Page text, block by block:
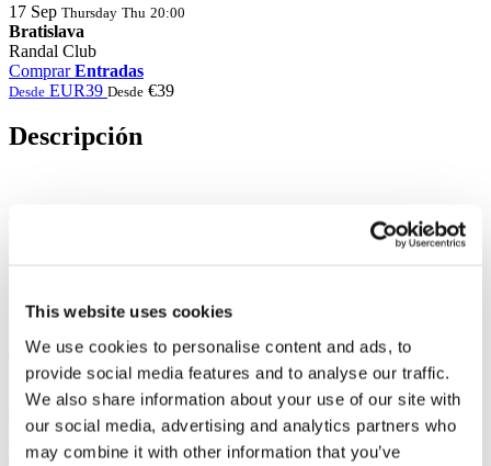
This website uses cookies
We use cookies to personalise content and ads, to
provide social media features and to analyse our traffic.
We also share information about your use of our site with
our social media, advertising and analytics partners who
may combine it with other information that you’ve
17 Sep Thursday Thu 20:00
Bratislava
Randal Club
ComprarEntradas
Desde EUR39 Desde €39
Descripción
Compartir
Total de boletos:100EUR
Gastos de gestion:
100EUR
Coste total: